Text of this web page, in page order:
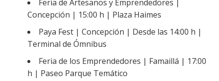
Feria de Artesanos y Emprendedores |
Concepción | 15:00 h | Plaza Haimes
Paya Fest | Concepción | Desde las 14:00 h |
Terminal de Ómnibus
Feria de los Emprendedores | Famaillá | 17:00
h | Paseo Parque Temático